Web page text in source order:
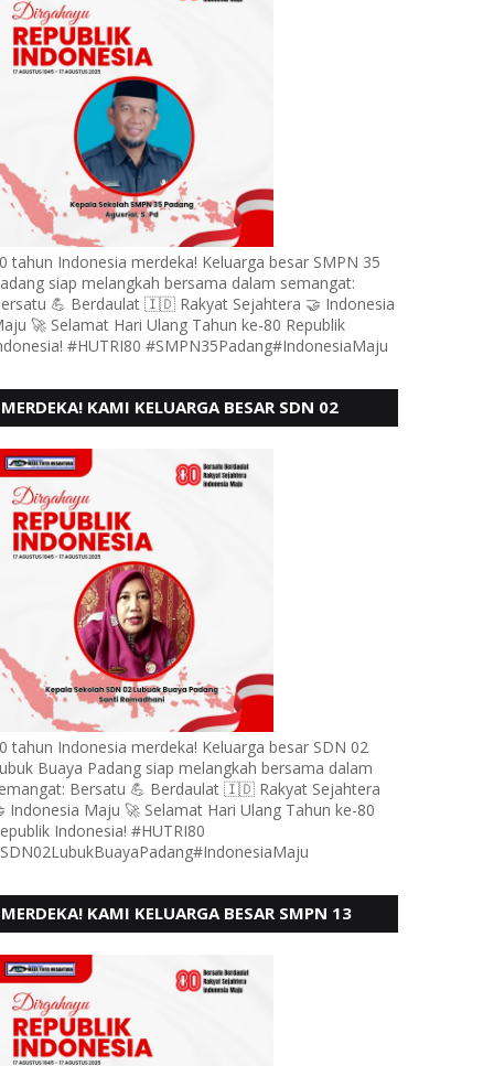
tahun Indonesia merdeka! Keluarga besar SMPN 35
siap melangkah bersama dalam semangat:
💪 Berdaulat 🇮🇩 Rakyat Sejahtera 🤝 Indonesia
🚀 Selamat Hari Ulang Tahun ke-80 Republik
#HUTRI80 #SMPN35Padang#IndonesiaMaju
MERDEKA! KAMI KELUARGA BESAR SDN 02
MENGUCAPKAN HUT RI KE - 80,
tahun Indonesia merdeka! Keluarga besar SDN 02
Buaya Padang siap melangkah bersama dalam
Bersatu 💪 Berdaulat 🇮🇩 Rakyat Sejahtera
Indonesia Maju 🚀 Selamat Hari Ulang Tahun ke-80
Indonesia! #HUTRI80
MERDEKA! KAMI KELUARGA BESAR SMPN 13